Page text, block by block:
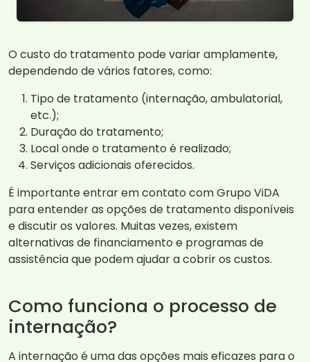
O custo do tratamento pode variar amplamente,
dependendo de vários fatores, como:
Tipo de tratamento (internação, ambulatorial,
etc.);
Duração do tratamento;
Local onde o tratamento é realizado;
Serviços adicionais oferecidos.
É importante entrar em contato com Grupo ViDA
para entender as opções de tratamento disponíveis
e discutir os valores. Muitas vezes, existem
alternativas de financiamento e programas de
assistência que podem ajudar a cobrir os custos.
Como funciona o processo de
internação?
A internação é uma das opções mais eficazes para o